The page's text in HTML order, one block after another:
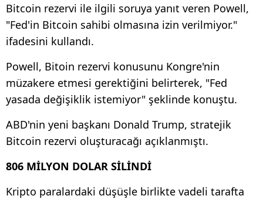
Bitcoin rezervi ile ilgili soruya yanıt veren Powell,
"Fed'in Bitcoin sahibi olmasına izin verilmiyor."
ifadesini kullandı.
Powell, Bitoin rezervi konusunu Kongre'nin
müzakere etmesi gerektiğini belirterek, "Fed
yasada değişiklik istemiyor" şeklinde konuştu.
ABD'nin yeni başkanı Donald Trump, stratejik
Bitcoin rezervi oluşturacağı açıklanmıştı.
806 MİLYON DOLAR SİLİNDİ
Kripto paralardaki düşüşle birlikte vadeli tarafta